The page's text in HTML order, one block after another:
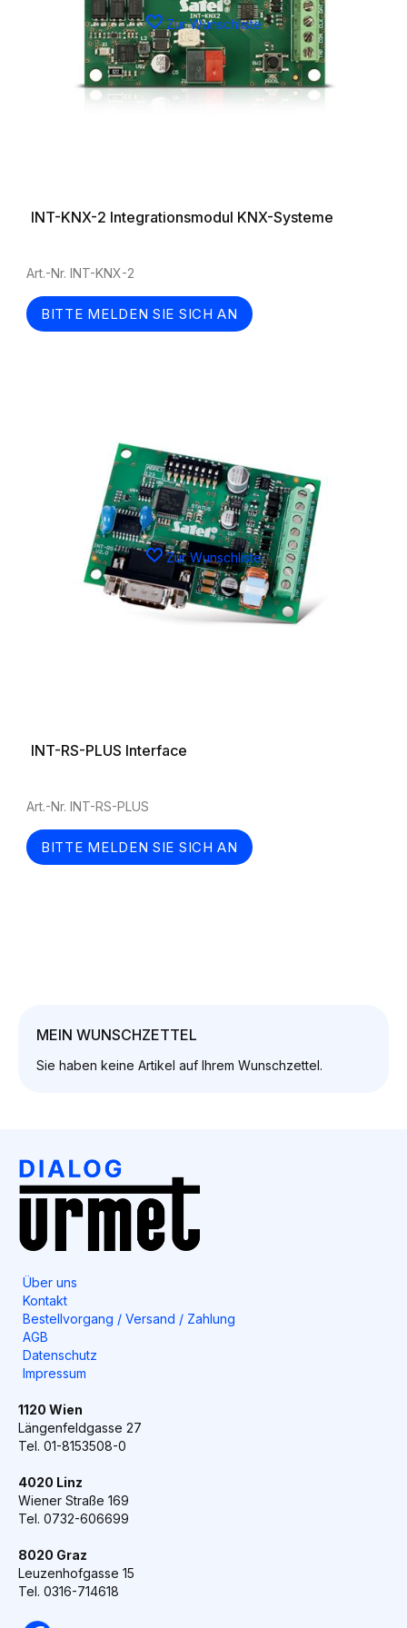
Zur Wunschliste
INT-KNX-2 Integrationsmodul KNX-Systeme
Art.-Nr. INT-KNX-2
BITTE MELDEN SIE SICH AN
Zur Wunschliste
INT-RS-PLUS Interface
Art.-Nr. INT-RS-PLUS
BITTE MELDEN SIE SICH AN
MEIN WUNSCHZETTEL
Sie haben keine Artikel auf Ihrem Wunschzettel.
Über uns
Kontakt
Bestellvorgang / Versand / Zahlung
AGB
Datenschutz
Impressum
1120 Wien
Längenfeldgasse 27
Tel. 01-8153508-0
4020 Linz
Wiener Straße 169
Tel. 0732-606699
8020 Graz
Leuzenhofgasse 15
Tel. 0316-714618